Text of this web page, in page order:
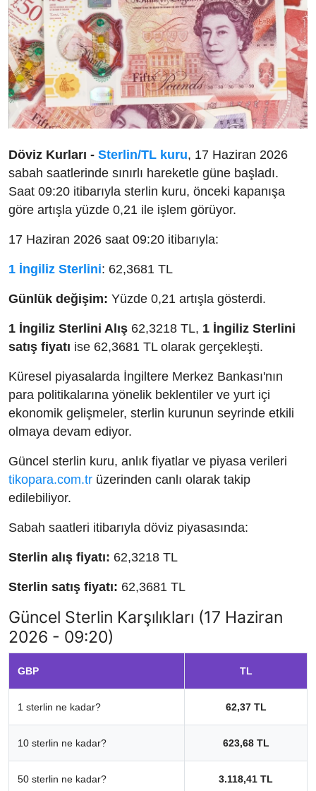
Döviz Kurları - Sterlin/TL kuru, 17 Haziran 2026
sabah saatlerinde sınırlı hareketle güne başladı.
Saat 09:20 itibarıyla sterlin kuru, önceki kapanışa
göre artışla yüzde 0,21 ile işlem görüyor.
17 Haziran 2026 saat 09:20 itibarıyla:
1 İngiliz Sterlini: 62,3681 TL
Günlük değişim: Yüzde 0,21 artışla gösterdi.
1 İngiliz Sterlini Alış 62,3218 TL, 1 İngiliz Sterlini
satış fiyatı ise 62,3681 TL olarak gerçekleşti.
Küresel piyasalarda İngiltere Merkez Bankası'nın
para politikalarına yönelik beklentiler ve yurt içi
ekonomik gelişmeler, sterlin kurunun seyrinde etkili
olmaya devam ediyor.
Güncel sterlin kuru, anlık fiyatlar ve piyasa verileri
tikopara.com.tr üzerinden canlı olarak takip
edilebiliyor.
Sabah saatleri itibarıyla döviz piyasasında:
Sterlin alış fiyatı: 62,3218 TL
Sterlin satış fiyatı: 62,3681 TL
Güncel Sterlin Karşılıkları (17 Haziran
2026 - 09:20)
GBP TL
1 sterlin ne kadar? 62,37 TL
10 sterlin ne kadar? 623,68 TL
50 sterlin ne kadar? 3.118,41 TL